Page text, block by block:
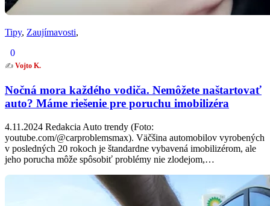
Tipy, Zaujímavosti,
0
✍️ Vojto K.
Nočná mora každého vodiča. Nemôžete naštartovať
auto? Máme riešenie pre poruchu imobilizéra
4.11.2024 Redakcia Auto trendy (Foto:
youtube.com/@carproblemsmax). Väčšina automobilov vyrobených
v posledných 20 rokoch je štandardne vybavená imobilizérom, ale
jeho porucha môže spôsobiť problémy nie zlodejom,…